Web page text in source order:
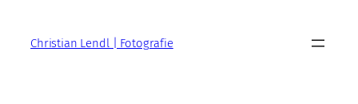
springenChristian Lendl | Fotografie